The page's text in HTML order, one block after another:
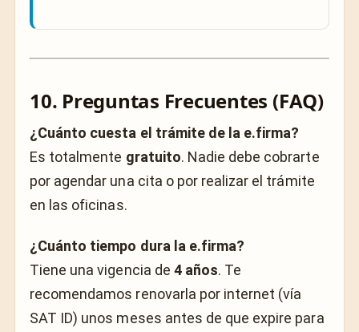
10. Preguntas Frecuentes (FAQ)
¿Cuánto cuesta el trámite de la e.firma?
Es totalmente gratuito. Nadie debe cobrarte
por agendar una cita o por realizar el trámite
en las oficinas.
¿Cuánto tiempo dura la e.firma?
Tiene una vigencia de 4 años. Te
recomendamos renovarla por internet (vía
SAT ID) unos meses antes de que expire para